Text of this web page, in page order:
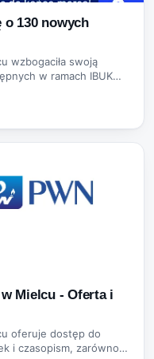
o 130 nowych
wzbogaciła swoją
w ramach IBUK
Mielcu - Oferta i
oferuje dostęp do
i czasopism, zarówno